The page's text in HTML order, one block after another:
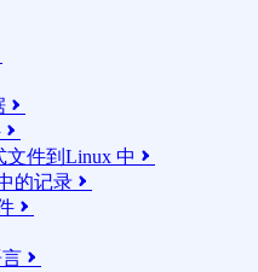


文件到Linux 中 
的记录 

